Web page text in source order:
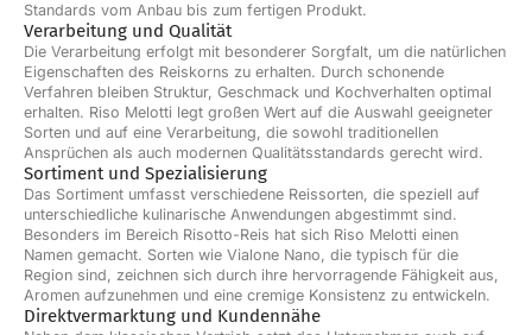
Standards vom Anbau bis zum fertigen Produkt.
Verarbeitung und Qualität
Die Verarbeitung erfolgt mit besonderer Sorgfalt, um die natürlichen
Eigenschaften des Reiskorns zu erhalten. Durch schonende
Verfahren bleiben Struktur, Geschmack und Kochverhalten optimal
erhalten. Riso Melotti legt großen Wert auf die Auswahl geeigneter
Sorten und auf eine Verarbeitung, die sowohl traditionellen
Ansprüchen als auch modernen Qualitätsstandards gerecht wird.
Sortiment und Spezialisierung
Das Sortiment umfasst verschiedene Reissorten, die speziell auf
unterschiedliche kulinarische Anwendungen abgestimmt sind.
Besonders im Bereich Risotto-Reis hat sich Riso Melotti einen
Namen gemacht. Sorten wie Vialone Nano, die typisch für die
Region sind, zeichnen sich durch ihre hervorragende Fähigkeit aus,
Aromen aufzunehmen und eine cremige Konsistenz zu entwickeln.
Direktvermarktung und Kundennähe